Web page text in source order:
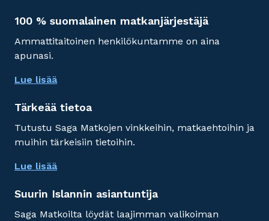
100 % suomalainen matkanjärjestäjä
Ammattitaitoinen henkilökuntamme on aina
apunasi.
Lue lisää
Tärkeää tietoa
Tutustu Saga Matkojen vinkkeihin, matkaehtoihin ja
muihin tärkeisiin tietoihin.
Lue lisää
Suurin Islannin asiantuntija
Saga Matkoilta löydät laajimman valikoiman